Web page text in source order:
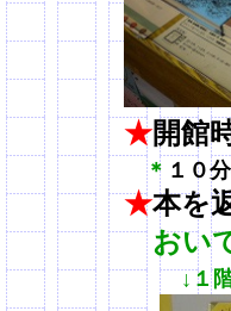
★開館
＊ １０
★本を
おい
↓